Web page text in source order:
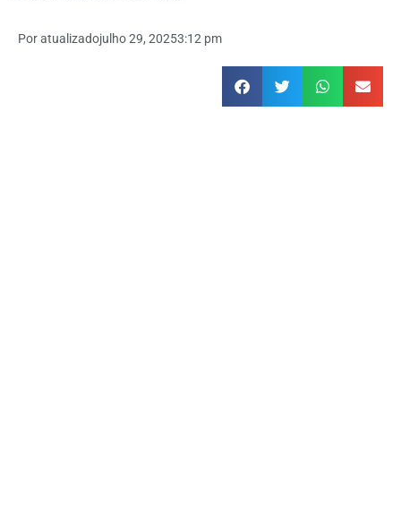
Poratualizadojulho 29, 20253:12 pm